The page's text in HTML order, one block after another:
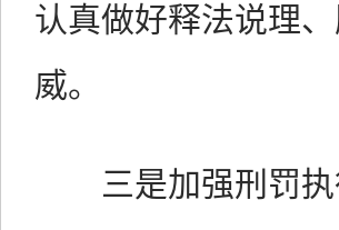
认真做好释法说理
威。
三是加强刑罚执